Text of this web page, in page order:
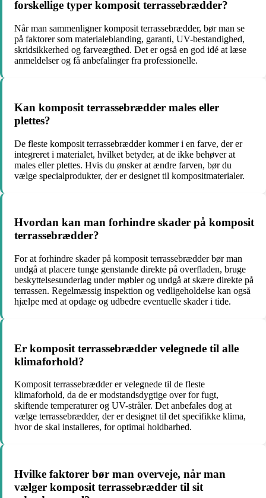
forskellige typer komposit terrassebrædder?
Når man sammenligner komposit terrassebrædder, bør man se
på faktorer som materialeblanding, garanti, UV-bestandighed,
skridsikkerhed og farveægthed. Det er også en god idé at læse
anmeldelser og få anbefalinger fra professionelle.
Kan komposit terrassebrædder males eller
plettes?
De fleste komposit terrassebrædder kommer i en farve, der er
integreret i materialet, hvilket betyder, at de ikke behøver at
males eller plettes. Hvis du ønsker at ændre farven, bør du
vælge specialprodukter, der er designet til kompositmaterialer.
Hvordan kan man forhindre skader på komposit
terrassebrædder?
For at forhindre skader på komposit terrassebrædder bør man
undgå at placere tunge genstande direkte på overfladen, bruge
beskyttelsesunderlag under møbler og undgå at skære direkte på
terrassen. Regelmæssig inspektion og vedligeholdelse kan også
hjælpe med at opdage og udbedre eventuelle skader i tide.
Er komposit terrassebrædder velegnede til alle
klimaforhold?
Komposit terrassebrædder er velegnede til de fleste
klimaforhold, da de er modstandsdygtige over for fugt,
skiftende temperaturer og UV-stråler. Det anbefales dog at
vælge terrassebrædder, der er designet til det specifikke klima,
hvor de skal installeres, for optimal holdbarhed.
Hvilke faktorer bør man overveje, når man
vælger komposit terrassebrædder til sit